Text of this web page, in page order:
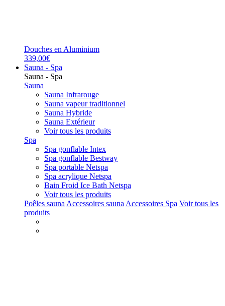
Douches en Aluminium
339,00€
Sauna - Spa
Sauna - Spa
Sauna
Sauna Infrarouge
Sauna vapeur traditionnel
Sauna Hybride
Sauna Extérieur
Voir tous les produits
Spa
Spa gonflable Intex
Spa gonflable Bestway
Spa portable Netspa
Spa acrylique Netspa
Bain Froid Ice Bath Netspa
Voir tous les produits
Poêles sauna Accessoires sauna Accessoires Spa Voir tous les
produits